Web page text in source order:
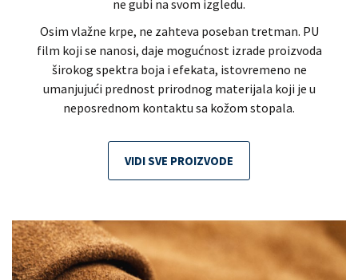
ne gubi na svom izgledu.
Osim vlažne krpe, ne zahteva poseban tretman. PU
film koji se nanosi, daje mogućnost izrade proizvoda
širokog spektra boja i efekata, istovremeno ne
umanjujući prednost prirodnog materijala koji je u
neposrednom kontaktu sa kožom stopala.
VIDI SVE PROIZVODE